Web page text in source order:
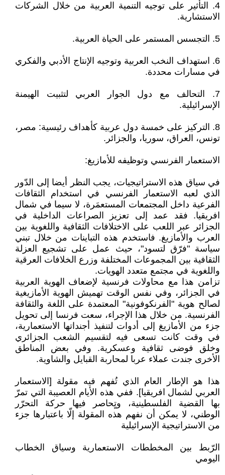
4. التأثير على توجيه التنمية العربية من خلال الشركات
الاستشارية.
5. التجسس المستمر على الحياة العربية.
6. استهداف النخب العربية وتوجيه الإنتاج الأدبي والفكري
في مسارات محددة.
7. التحالف مع دول الجوار العربي لتثبيت الهيمنة
الإسرائيلية.
8. التركيز على خمسة دول عربية كأهداف رئيسية: مصر،
تونس، العراق، سوريا، والجزائر.
الاستعمار الفرنسي وتوظيفه للأمازيغ:
في سياق هذه الاستراتيجيات، يجب النظر أيضا إلى الدّور
الذي لعبه الاستعمار الفرنسي في استخدام الثقافات
الفرعية داخل المجتمعات المستعمَرة، لا سيما في شمال
افريقيا. فقد عمد إلى تعزيز الصراعات الداخلية في
الجزائر عبر اللعب على الاختلافات الثقافية واللغوية بين
العرب والأمازيغ. فاستخدم هذه التباينات من خلال تبني
سياسة "فرّق لتسود"، حيث عمل على تشجيع العزلة
الثقافية بين المجموعات المختلفة وزرع الخلافات العرقية
واللغوية في مجتمع متعدد الهويات.
تزامن هذا مع محاولات فرنسية لإضعاف الهوية العربية
في الجزائر، وفي نفس الوقت تهميش الهوية الأمازيغية
لصالح هوية "الفرنكوفونية" المعتمدة على اللغة والثقافة
الفرنسية. من خلال هذا الإجراء، سعت فرنسا إلى تحويل
جزء من الأمازيغ إلى أدوات لتنفيذ أجنداتها الاستعمارية،
في وقت كانت تسعى فيه لتقسيم الشعب الجزائري
وخلق فوضى ثقافية وعسكرية. وفي بعض المناطق
الأخرى جندت عملاء عربا لمحاربة القبايل والشاوية.
هذا هو الإطار العام الذي تُفهم فيه مقولة [الاستعمار
العربي لشمال افريقيا]. ففي هذه الأيام العصيبة التي تمرّ
بها القضية الفلسطينية، وتٍحاصر فيها حركة التحرّر
الوطني، لا يمكن أن نفهم هذه المقولة إلّا باعتبارها جزء
من الاستراتيجية الإسرائيلية
الرّبط بين المخططات الاستعمارية وسياق الخطاب
اليومي